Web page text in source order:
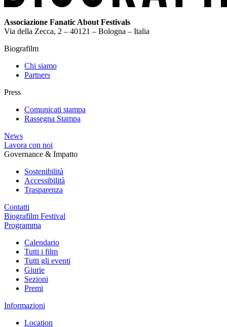
Associazione Fanatic About Festivals
Via della Zecca, 2 – 40121 – Bologna – Italia
Biografilm
Chi siamo
Partners
Press
Comunicati stampa
Rassegna Stampa
News
Lavora con noi
Governance & Impatto
Sostenibilità
Accessibilità
Trasparenza
Contatti
Biografilm Festival
Programma
Calendario
Tutti i film
Tutti gli eventi
Giurie
Sezioni
Premi
Informazioni
Location